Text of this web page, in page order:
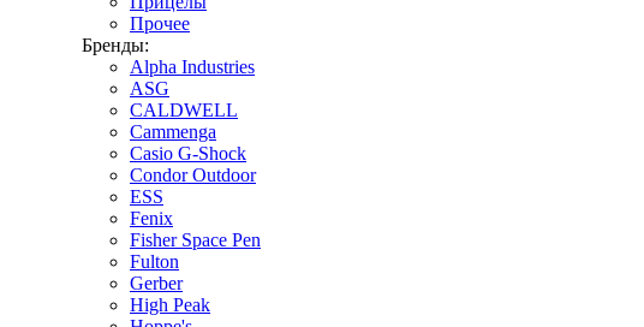
Прочее
Бренды:
Alpha Industries
ASG
CALDWELL
Cammenga
Casio G-Shock
Condor Outdoor
ESS
Fenix
Fisher Space Pen
Fulton
Gerber
High Peak